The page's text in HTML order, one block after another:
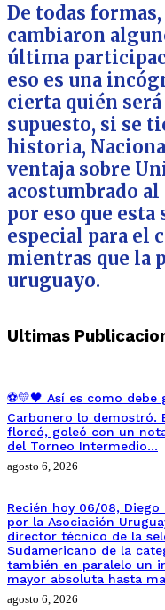
De todas
cambiaron
última
eso es una
cierta quién
supuesto, si se
historia,
ventaja sobre
acostumbrado
por eso que
especial para el
mientras que la
uruguayo.
Ultimas
⚽💛🖤 Así es como
Carbonero lo demostró.
floreó, goleó con un
del Torneo Intermedio…
agosto 6, 2026
Recién hoy 06/08,
por la Asociación
director técnico de la
Sudamericano de la
también en paralelo un
mayor absoluta hasta
agosto 6, 2026